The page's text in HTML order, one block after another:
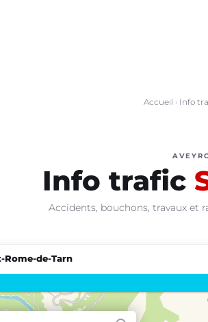
Accueil › Info
Info trafic
Accidents, bouchons, travaux et
de-Tarn